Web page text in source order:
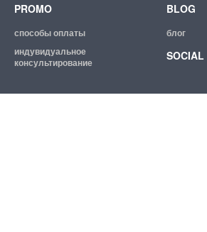
PROMO
способы оплаты
индувидуальное
консультирование
BLOG
блог
SOCIAL